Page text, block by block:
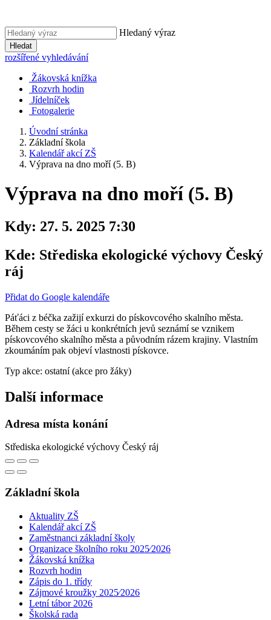
Hledaný výraz
Hledat
rozšířené vyhledávání
Žákovská knížka
Rozvrh hodin
Jídelníček
Fotogalerie
Úvodní stránka
Základní škola
Kalendář akcí ZŠ
Výprava na dno moří (5. B)
Výprava na dno moří (5. B)
Kdy: 27. 5. 2025 7:30
Kde: Střediska ekologické výchovy Český
ráj
Přidat do Google kalendáře
Páťáci z béčka zažijí exkurzi do pískovcového skalního města.
Během cesty se žáci u konkrétních jevů seznámí se vznikem
pískovcového skalního města a původním rázem krajiny. Vlastním
zkoumáním pak objeví vlastnosti pískovce.
Typ akce: ostatní (akce pro žáky)
Další informace
Adresa místa konání
Střediska ekologické výchovy Český ráj
Základní škola
Aktuality ZŠ
Kalendář akcí ZŠ
Zaměstnanci základní školy
Organizace školního roku 2025⁄2026
Žákovská knížka
Rozvrh hodin
Zápis do 1. třídy
Zájmové kroužky 2025⁄2026
Letní tábor 2026
Školská rada